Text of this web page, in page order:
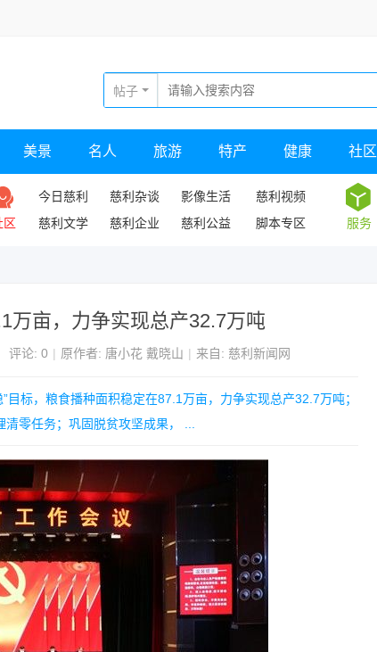
帖子
美景 名人 旅游 特产 健康 社区
区
今日慈利 慈利杂谈 影像生活
慈利视频
慈利文学
慈利企业 慈利公益 脚本专区 服务
万亩，力争实现总产32.7万吨
评论: 0 | 原作者: 唐小花 戴晓山 | 来自: 慈利新闻网
标，粮食播种面积稳定在87.1万亩，力争实现总产32.7万吨；
零任务；巩固脱贫攻坚成果， ...